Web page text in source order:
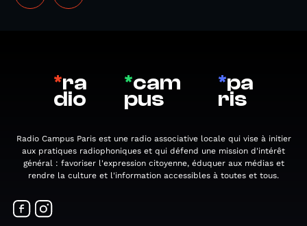
*ra
dio
*cam
pus
*pa
ris
Radio Campus Paris est une radio associative locale qui vise à initier
aux pratiques radiophoniques et qui défend une mission d'intérêt
général : favoriser l'expression citoyenne, éduquer aux médias et
rendre la culture et l'information accessibles à toutes et tous.